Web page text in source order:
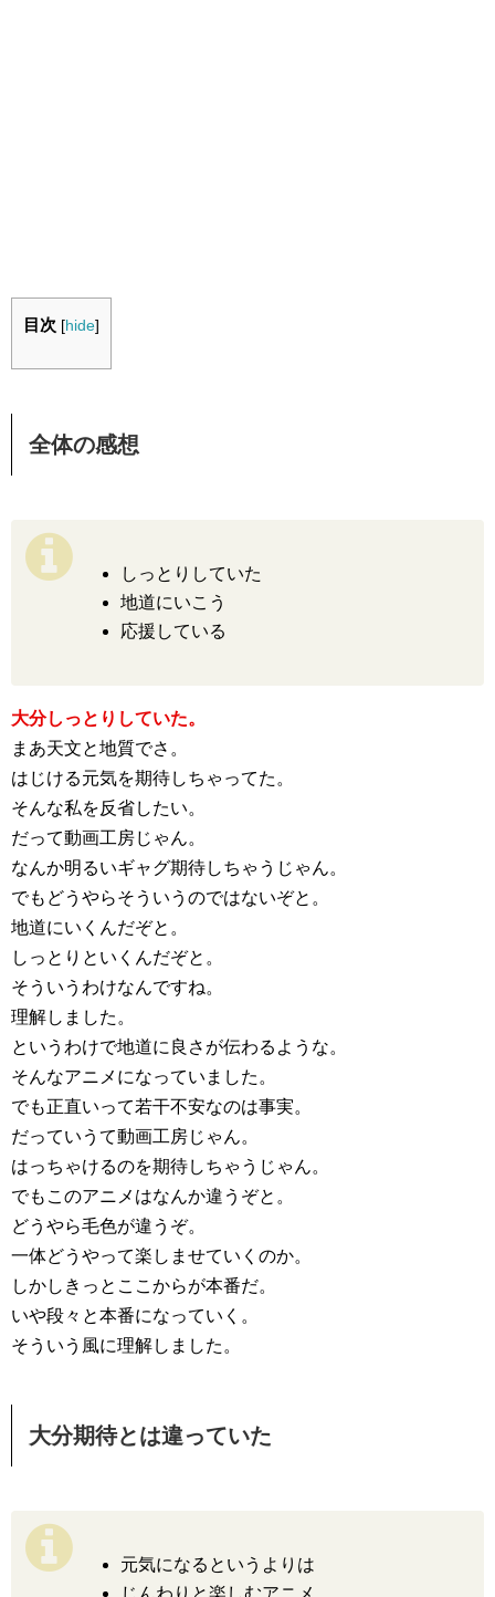
目次 [hide]
全体の感想
しっとりしていた
地道にいこう
応援している
大分しっとりしていた。
まあ天文と地質でさ。
はじける元気を期待しちゃってた。
そんな私を反省したい。
だって動画工房じゃん。
なんか明るいギャグ期待しちゃうじゃん。
でもどうやらそういうのではないぞと。
地道にいくんだぞと。
しっとりといくんだぞと。
そういうわけなんですね。
理解しました。
というわけで地道に良さが伝わるような。
そんなアニメになっていました。
でも正直いって若干不安なのは事実。
だっていうて動画工房じゃん。
はっちゃけるのを期待しちゃうじゃん。
でもこのアニメはなんか違うぞと。
どうやら毛色が違うぞ。
一体どうやって楽しませていくのか。
しかしきっとここからが本番だ。
いや段々と本番になっていく。
そういう風に理解しました。
大分期待とは違っていた
元気になるというよりは
じんわりと楽しむアニメ